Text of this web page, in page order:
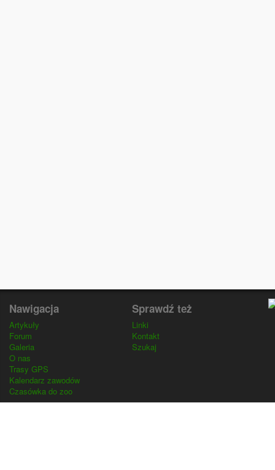
Nawigacja
Artykuły
Forum
Galeria
O nas
Trasy GPS
Kalendarz zawodów
Czasówka do zoo
Sprawdź też
Linki
Kontakt
Szukaj